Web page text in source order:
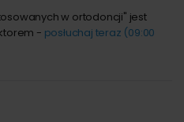
w ortodoncji" jest
- posłuchaj teraz (09:00